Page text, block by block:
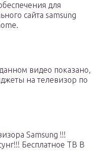
для
сайта samsung
видео показано,
на телевизор по
Samsung !!!
Бесплатное ТВ В